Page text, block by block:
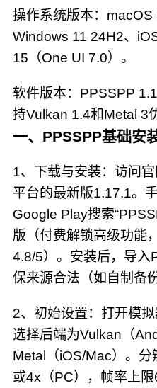
操作系统版本：macOS
Windows 11 24H2、
15（One UI 7.0）。
软件版本：PPSSPP
持Vulkan 1.4和Metal 3
一、PPSSPP基础安
1、下载与安装：访问
平台的最新版1.17.1。
Google Play搜索
版（付费解锁高级功能
4.8/5）。安装后，导入
保来源合法（如自制备
2、初始设置：打开模拟
选择后端为Vulkan（
Metal（iOS/Mac）。分
或4x（PC），帧率上